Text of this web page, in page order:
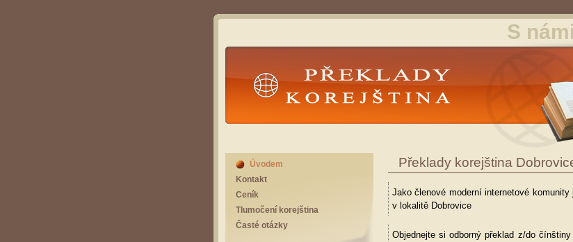
Překlady Korejština
S
Překlady korejština
Jako členové moderní internetové
v lokalitě Dobrovice
Objednejte si odborný překlad z/do
Úvodem
Kontakt
Ceník
Tlumočení korejština
Časté otázky